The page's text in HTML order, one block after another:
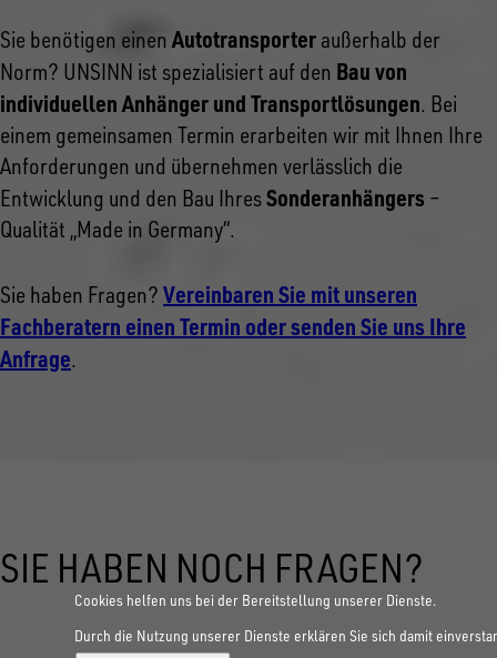
Sie benötigen einen Autotransporter außerhalb der
Norm? UNSINN ist spezialisiert auf den Bau von
individuellen Anhänger und Transportlösungen. Bei
einem gemeinsamen Termin erarbeiten wir mit Ihnen Ihre
Anforderungen und übernehmen verlässlich die
Entwicklung und den Bau IhresSonderanhängers –
Qualität „Made in Germany“.
Sie haben Fragen? Vereinbaren Sie mit unseren
Fachberatern einen Termin oder senden Sie uns Ihre
Anfrage.
SIE HABEN NOCH FRAGEN?
Cookies helfen uns bei der Bereitstellung unserer Dienste.
Durch die Nutzung unserer Dienste erklären Sie sich damit